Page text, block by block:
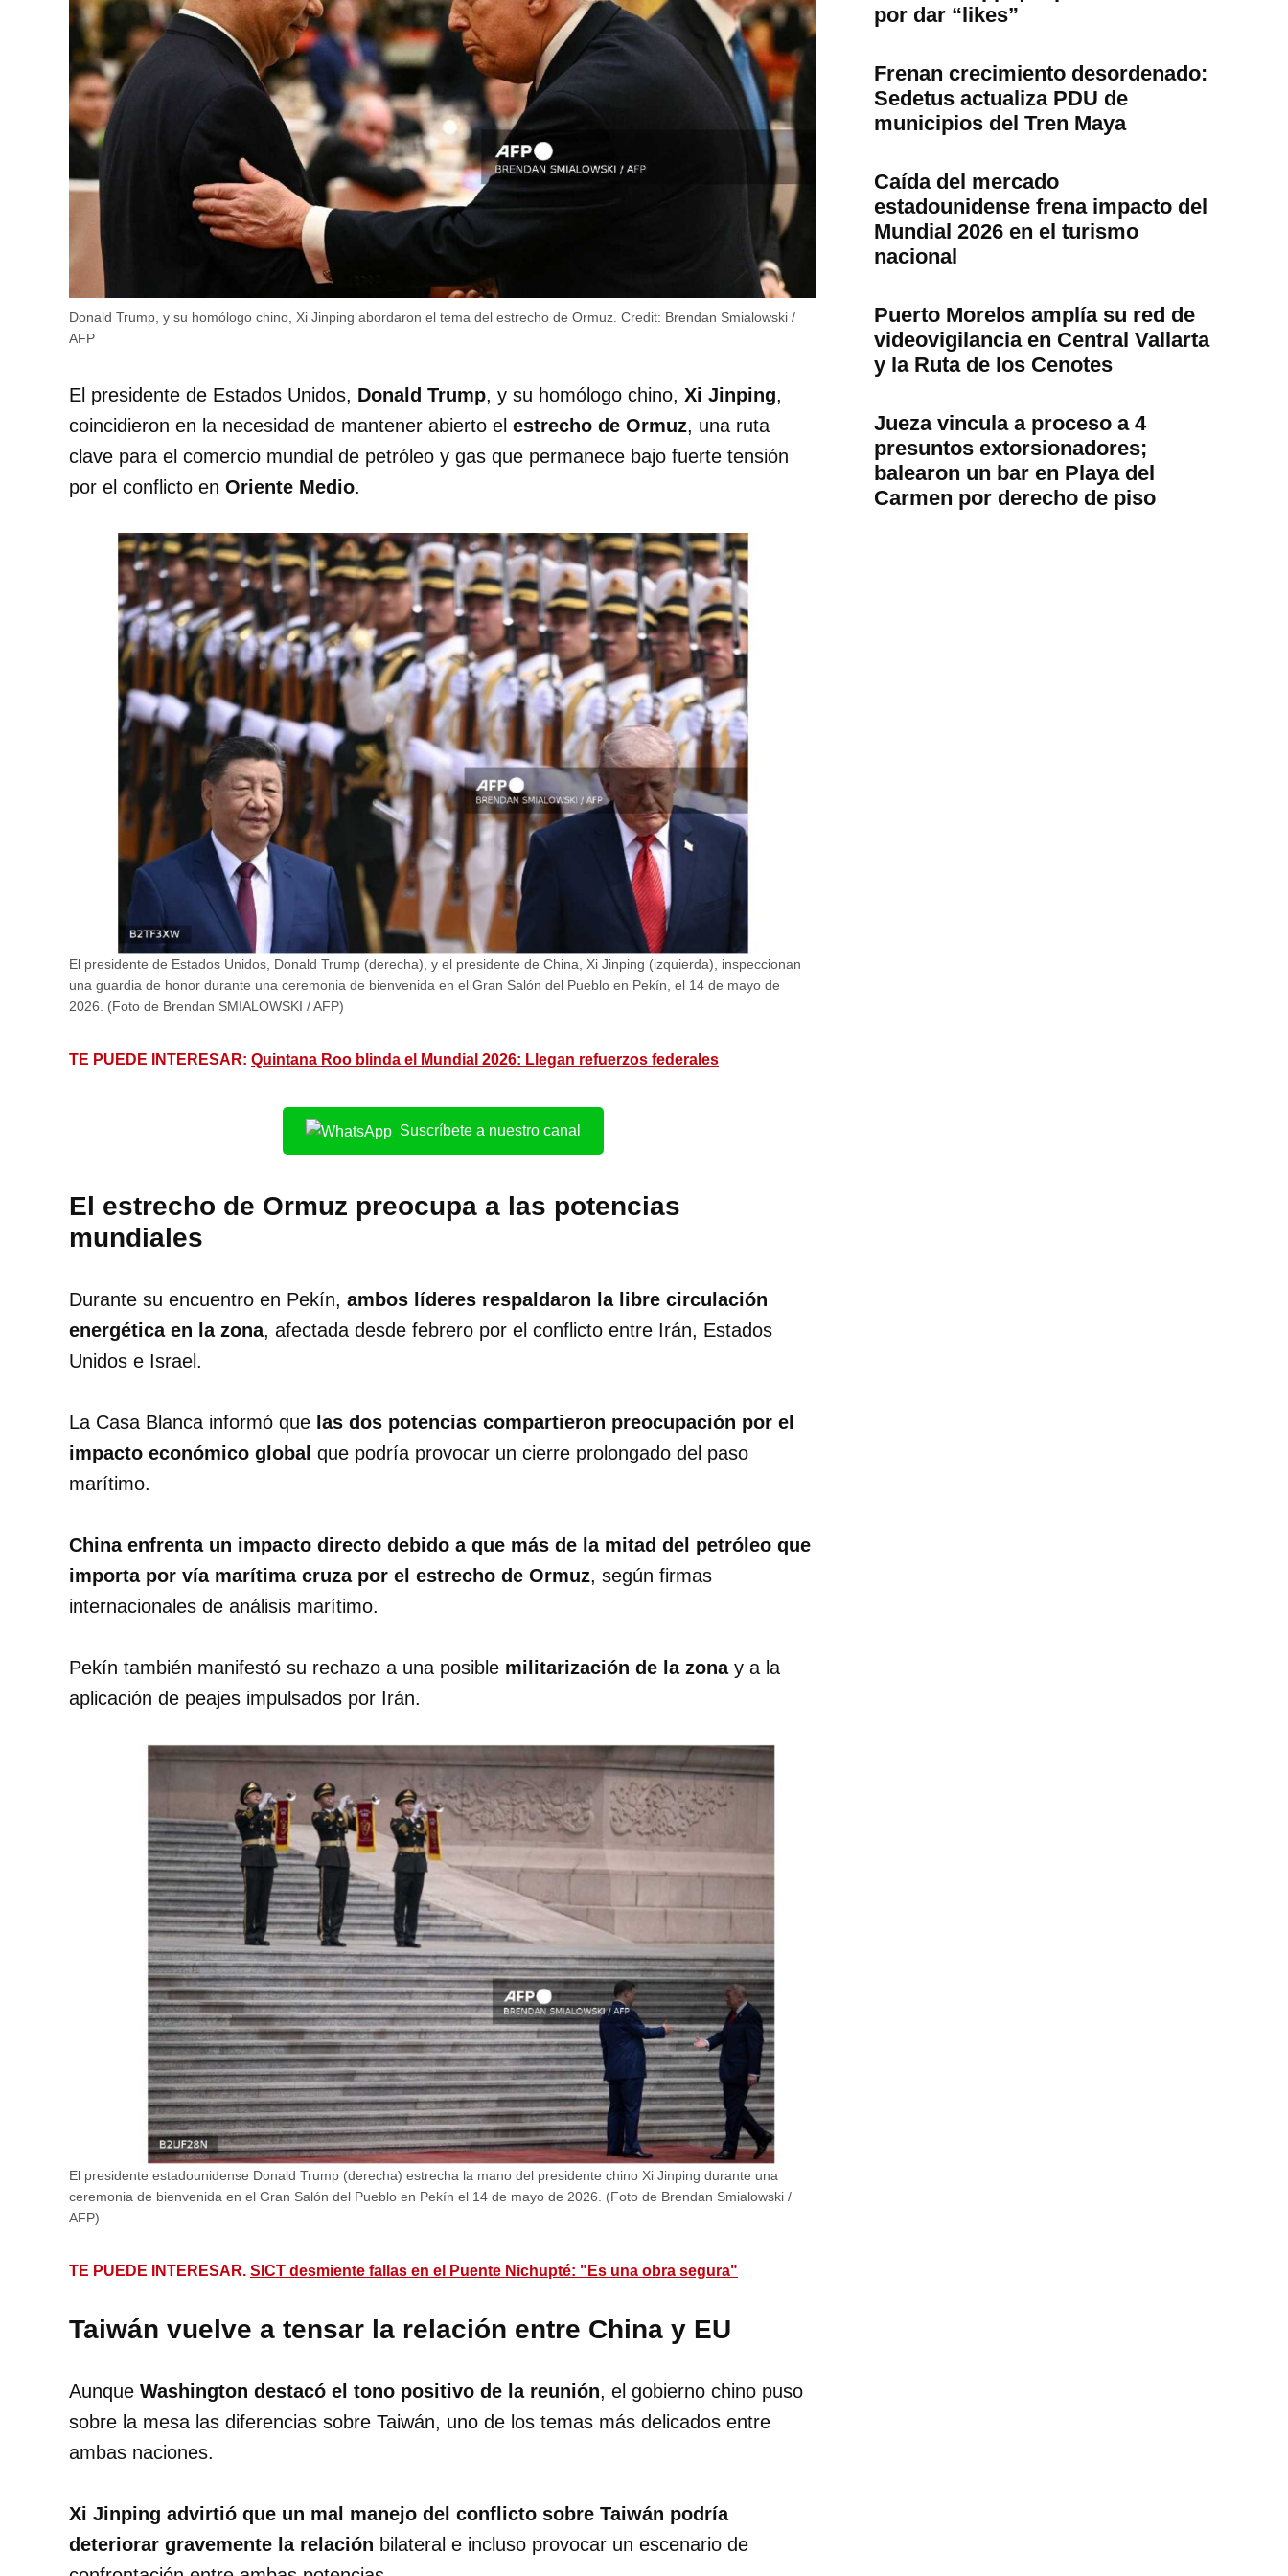
Donald Trump, y su homólogo chino, Xi Jinping abordaron el tema del estrecho de Ormuz. Credit: Brendan Smialowski /
AFP
El presidente de Estados Unidos, Donald Trump, y su homólogo chino, Xi Jinping,
coincidieron en la necesidad de mantener abierto el estrecho de Ormuz, una ruta
clave para el comercio mundial de petróleo y gas que permanece bajo fuerte tensión
por el conflicto en Oriente Medio.
El presidente de Estados Unidos, Donald Trump (derecha), y el presidente de China, Xi Jinping (izquierda), inspeccionan
una guardia de honor durante una ceremonia de bienvenida en el Gran Salón del Pueblo en Pekín, el 14 de mayo de
2026. (Foto de Brendan SMIALOWSKI / AFP)
TE PUEDE INTERESAR: Quintana Roo blinda el Mundial 2026: Llegan refuerzos federales
Suscríbete a nuestro canal
El estrecho de Ormuz preocupa a las potencias
mundiales
Durante su encuentro en Pekín, ambos líderes respaldaron la libre circulación
energética en la zona, afectada desde febrero por el conflicto entre Irán, Estados
Unidos e Israel.
La Casa Blanca informó que las dos potencias compartieron preocupación por el
impacto económico global que podría provocar un cierre prolongado del paso
marítimo.
China enfrenta un impacto directo debido a que más de la mitad del petróleo que
importa por vía marítima cruza por el estrecho de Ormuz, según firmas
internacionales de análisis marítimo.
Pekín también manifestó su rechazo a una posible militarización de la zonay a la
aplicación de peajes impulsados por Irán.
El presidente estadounidense Donald Trump (derecha) estrecha la mano del presidente chino Xi Jinping durante una
ceremonia de bienvenida en el Gran Salón del Pueblo en Pekín el 14 de mayo de 2026. (Foto de Brendan Smialowski /
AFP)
TE PUEDE INTERESAR. SICT desmiente fallas en el Puente Nichupté: "Es una obra segura"
Taiwán vuelve a tensar la relación entre China y EU
Aunque Washington destacó el tono positivo de la reunión, el gobierno chino puso
sobre la mesa las diferencias sobre Taiwán, uno de los temas más delicados entre
ambas naciones.
Xi Jinping advirtió que un mal manejo del conflicto sobre Taiwán podría
deteriorar gravemente la relación bilateral e incluso provocar un escenario de
por dar “likes”
Frenan crecimiento desordenado:
Sedetus actualiza PDU de
municipios del Tren Maya
Caída del mercado
estadounidense frena impacto del
Mundial 2026 en el turismo
nacional
Puerto Morelos amplía su red de
videovigilancia en Central Vallarta
y la Ruta de los Cenotes
Jueza vincula a proceso a 4
presuntos extorsionadores;
balearon un bar en Playa del
Carmen por derecho de piso